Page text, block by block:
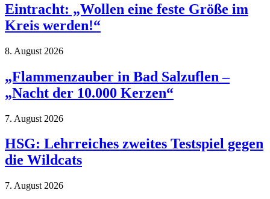
Eintracht: „Wollen eine feste Größe im
Kreis werden!“
8. August 2026
„Flammenzauber in Bad Salzuflen –
„Nacht der 10.000 Kerzen“
7. August 2026
HSG: Lehrreiches zweites Testspiel gegen
die Wildcats
7. August 2026